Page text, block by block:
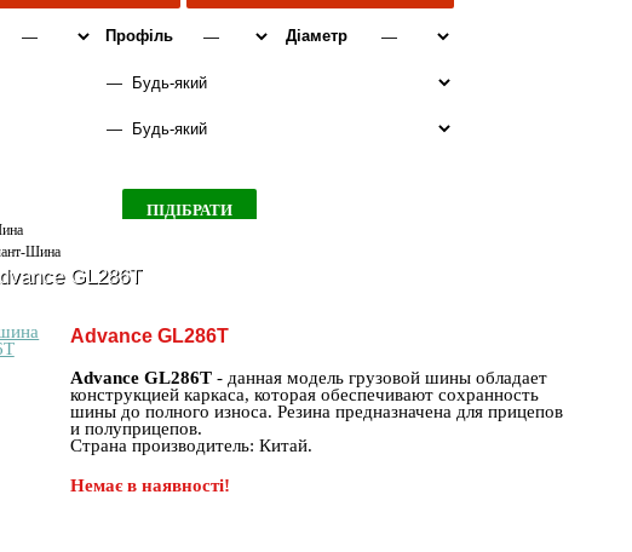
Профіль Діаметр
GL286T
Advance GL286T
Advance GL286T- данная модель грузовой шины обладает
конструкцией каркаса, которая обеспечивают сохранность
шины до полного износа. Резина предназначена для прицепов
и полуприцепов.
Страна производитель: Китай.
Немає в наявності!